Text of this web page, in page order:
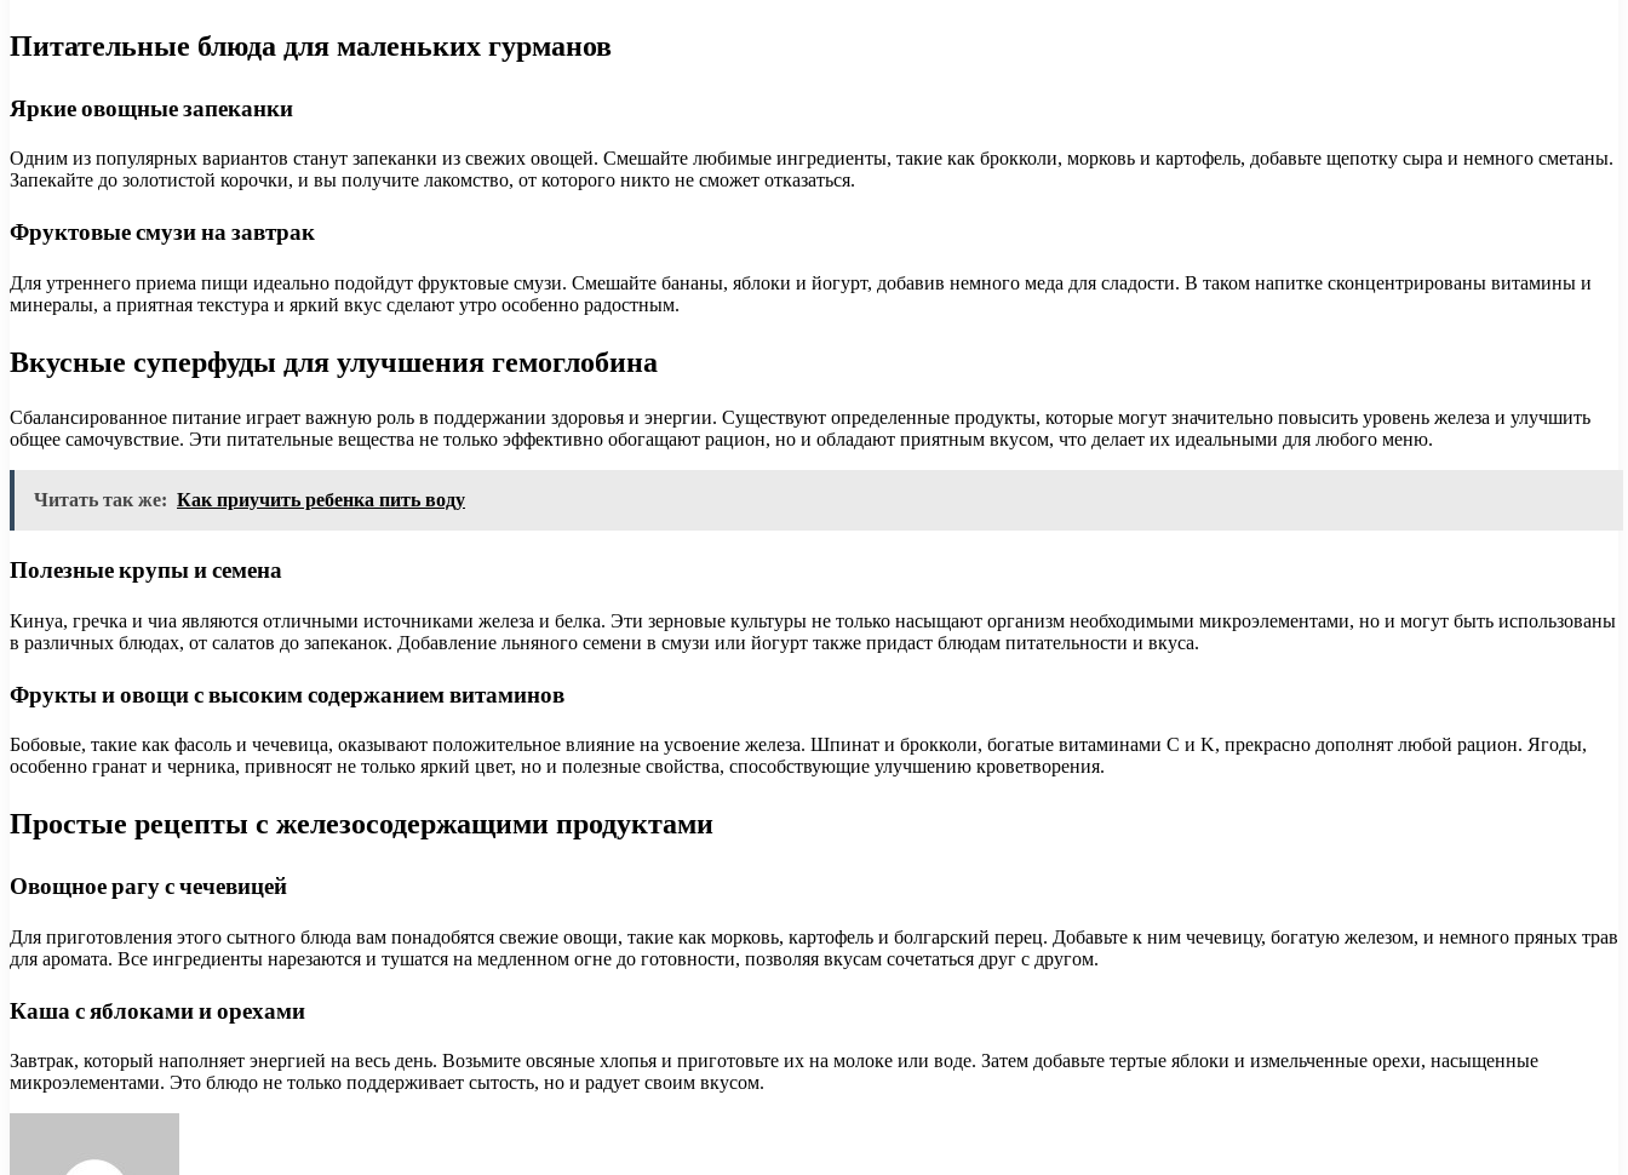
Питательные блюда для маленьких гурманов
Яркие овощные запеканки
Одним из популярных вариантов станут запеканки из свежих овощей. Смешайте любимые ингредиенты, такие как брокколи, морковь и картофель, добавьте щепотку сыра и немного сметаны.
Запекайте до золотистой корочки, и вы получите лакомство, от которого никто не сможет отказаться.
Фруктовые смузи на завтрак
Для утреннего приема пищи идеально подойдут фруктовые смузи. Смешайте бананы, яблоки и йогурт, добавив немного меда для сладости. В таком напитке сконцентрированы витамины и
минералы, а приятная текстура и яркий вкус сделают утро особенно радостным.
Вкусные суперфуды для улучшения гемоглобина
Сбалансированное питание играет важную роль в поддержании здоровья и энергии. Существуют определенные продукты, которые могут значительно повысить уровень железа и улучшить
общее самочувствие. Эти питательные вещества не только эффективно обогащают рацион, но и обладают приятным вкусом, что делает их идеальными для любого меню.
Читать так же: Как приучить ребенка пить воду
Полезные крупы и семена
Кинуа, гречка и чиа являются отличными источниками железа и белка. Эти зерновые культуры не только насыщают организм необходимыми микроэлементами, но и могут быть использованы
в различных блюдах, от салатов до запеканок. Добавление льняного семени в смузи или йогурт также придаст блюдам питательности и вкуса.
Фрукты и овощи с высоким содержанием витаминов
Бобовые, такие как фасоль и чечевица, оказывают положительное влияние на усвоение железа. Шпинат и брокколи, богатые витаминами C и K, прекрасно дополнят любой рацион. Ягоды,
особенно гранат и черника, привносят не только яркий цвет, но и полезные свойства, способствующие улучшению кроветворения.
Простые рецепты с железосодержащими продуктами
Овощное рагу с чечевицей
Для приготовления этого сытного блюда вам понадобятся свежие овощи, такие как морковь, картофель и болгарский перец. Добавьте к ним чечевицу, богатую железом, и немного пряных трав
для аромата. Все ингредиенты нарезаются и тушатся на медленном огне до готовности, позволяя вкусам сочетаться друг с другом.
Каша с яблоками и орехами
Завтрак, который наполняет энергией на весь день. Возьмите овсяные хлопья и приготовьте их на молоке или воде. Затем добавьте тертые яблоки и измельченные орехи, насыщенные
микроэлементами. Это блюдо не только поддерживает сытость, но и радует своим вкусом.